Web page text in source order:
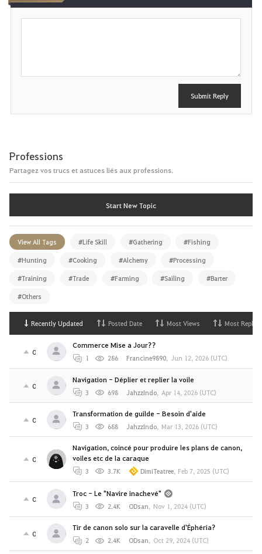
P
Submit Reply
Professions
Partagez vos trucs et astuces liés aux professions.
Start New Topic
View All Tags #Life Skill #Gathering #Fishing
#Hunting #Cooking #Alchemy #Processing
#Training #Trade #Farming #Sailing #Barter
#Others
Recently Updated Posted Date Most Views Most Replies
0
Commerce Mise a Jour??
1 286 Francine9890, Jun 12, 2026 (UTC)
0
Navigation - Déplier et replier la voile
3 698 JahzzIndo, Apr 14, 2026 (UTC)
0
Transformation de guilde - Besoin d'aide
3 688 JahzzIndo, Mar 13, 2026 (UTC)
0
Navigation, coincé pour produire les plans de canon,
voiles etc de la caraque
3 3.7K DimiTeatree, Feb 7, 2025 (UTC)
0
Troc - Le "Navire inachevé"
3 2.4K ODsan, Nov 1, 2024 (UTC)
0
Tir de canon solo sur la caravelle d'Éphéria?
2 2.4K ODsan, Oct 29, 2024 (UTC)